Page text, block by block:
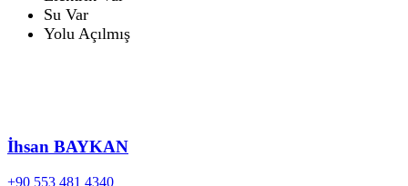
Su Var
Yolu Açılmış
İhsan BAYKAN
+90 553 481 4340